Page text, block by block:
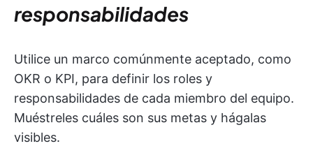
responsabilidades
Utilice un marco comúnmente aceptado, como
OKR o KPI, para definir los roles y
responsabilidades de cada miembro del equipo.
Muéstreles cuáles son sus metas y hágalas
visibles.